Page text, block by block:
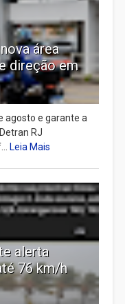
área
direção em
agosto e garante a
RJ
Leia Mais
alerta
76 km/h